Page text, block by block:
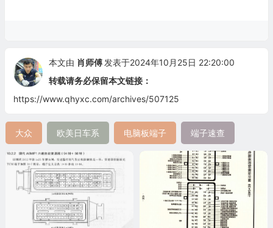
本文由 肖师傅 发表于2024年10月25日 22:20:00
转载请务必保留本文链接：
https://www.qhyxc.com/archives/507125
大众 欧美日车系 电脑板端子 端子速查